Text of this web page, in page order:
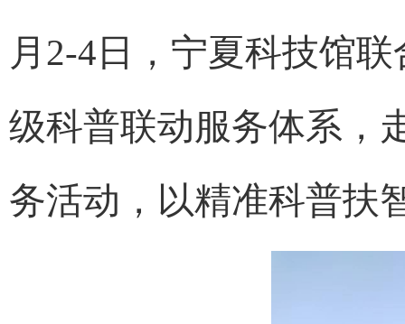
月2-4日，宁夏科技馆
级科普联动服务体系，
务活动，以精准科普扶